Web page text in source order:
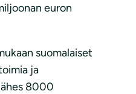
euron
suomalaiset
ja
8000